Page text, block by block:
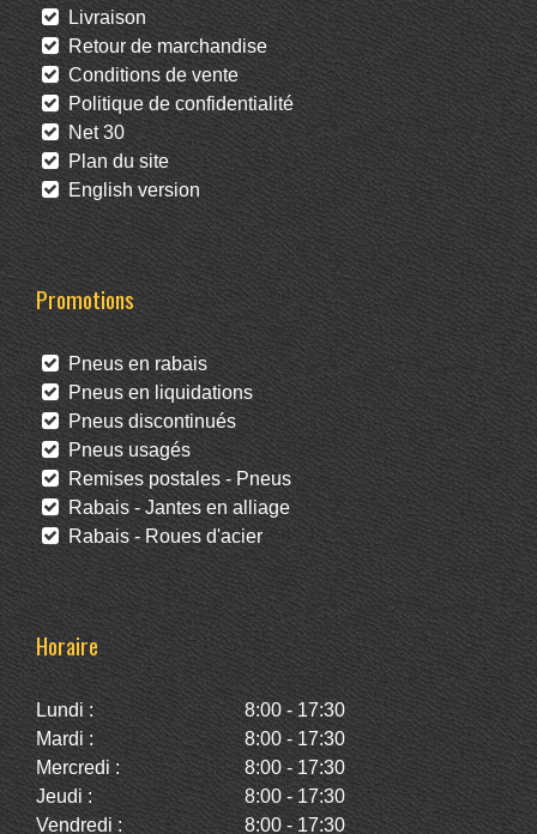
Livraison
Retour de marchandise
Conditions de vente
Politique de confidentialité
Net 30
Plan du site
English version
Promotions
Pneus en rabais
Pneus en liquidations
Pneus discontinués
Pneus usagés
Remises postales - Pneus
Rabais - Jantes en alliage
Rabais - Roues d'acier
Horaire
Lundi :
8:00 - 17:30
Mardi :
8:00 - 17:30
Mercredi :
8:00 - 17:30
Jeudi :
8:00 - 17:30
Vendredi :
8:00 - 17:30